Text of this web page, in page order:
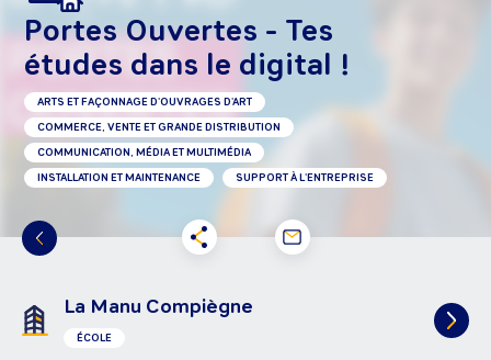
Portes Ouvertes - Tes
études dans le digital !
ARTS ET FAÇONNAGE D'OUVRAGES D'ART
COMMERCE, VENTE ET GRANDE DISTRIBUTION
COMMUNICATION, MÉDIA ET MULTIMÉDIA
INSTALLATION ET MAINTENANCE
SUPPORT À L'ENTREPRISE
La Manu Compiègne
ÉCOLE